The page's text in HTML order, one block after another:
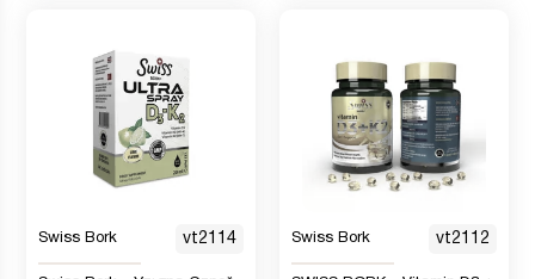
Swiss Bork vt2114 Swiss Bork vt2112